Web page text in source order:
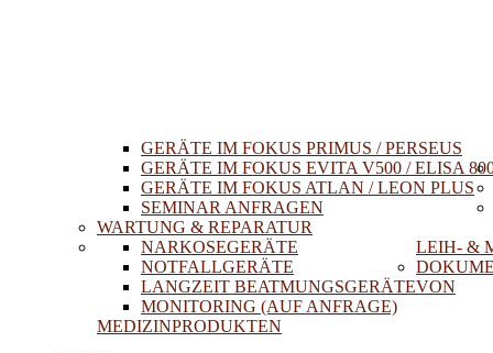
GERÄTE IM FOKUS PRIMUS / PERSEUS
GERÄTE IM FOKUS EVITA V500 / ELISA
GERÄTE IM FOKUS ATLAN / LEON PLUS
SEMINAR ANFRAGEN
WARTUNG & REPARATUR
LEIH- &
NARKOSEGERÄTE
NOTFALLGERÄTE
LANGZEIT BEATMUNGSGERÄTE
MONITORING (AUF ANFRAGE)
VON
MEDIZINPRODUKTEN